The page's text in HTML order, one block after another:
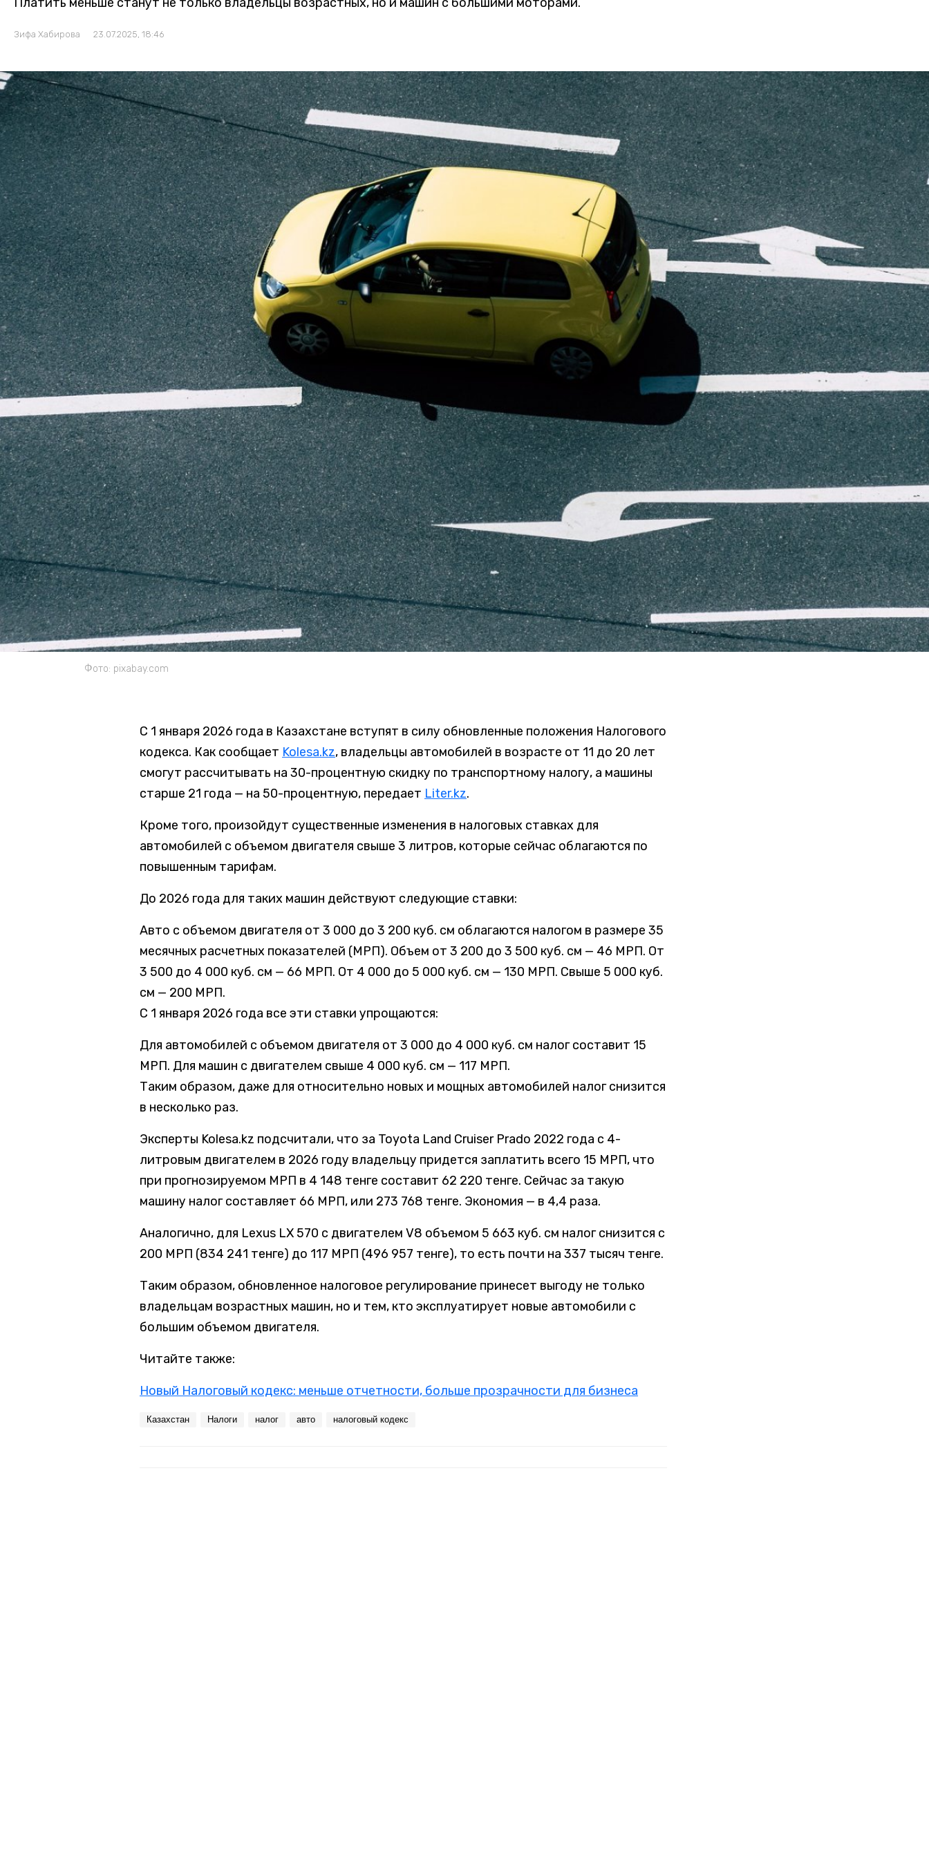
Зифа Хабирова 23.07.2025, 18:46
Фото: pixabay.com
С 1 января 2026 года в Казахстане вступят в силу обновленные положения Налогового
кодекса. Как сообщает Kolesa.kz, владельцы автомобилей в возрасте от 11 до 20 лет
смогут рассчитывать на 30-процентную скидку по транспортному налогу, а машины
старше 21 года — на 50-процентную, передает Liter.kz.
Кроме того, произойдут существенные изменения в налоговых ставках для
автомобилей с объемом двигателя свыше 3 литров, которые сейчас облагаются по
повышенным тарифам.
До 2026 года для таких машин действуют следующие ставки:
Авто с объемом двигателя от 3 000 до 3 200 куб. см облагаются налогом в размере 35
месячных расчетных показателей (МРП). Объем от 3 200 до 3 500 куб. см — 46 МРП. От
3 500 до 4 000 куб. см — 66 МРП. От 4 000 до 5 000 куб. см — 130 МРП. Свыше 5 000 куб.
см — 200 МРП.
С 1 января 2026 года все эти ставки упрощаются:
Для автомобилей с объемом двигателя от 3 000 до 4 000 куб. см налог составит 15
МРП. Для машин с двигателем свыше 4 000 куб. см — 117 МРП.
Таким образом, даже для относительно новых и мощных автомобилей налог снизится
в несколько раз.
Эксперты Kolesa.kz подсчитали, что за Toyota Land Cruiser Prado 2022 года с 4-
литровым двигателем в 2026 году владельцу придется заплатить всего 15 МРП, что
при прогнозируемом МРП в 4 148 тенге составит 62 220 тенге. Сейчас за такую
машину налог составляет 66 МРП, или 273 768 тенге. Экономия — в 4,4 раза.
Аналогично, для Lexus LX 570 с двигателем V8 объемом 5 663 куб. см налог снизится с
200 МРП (834 241 тенге) до 117 МРП (496 957 тенге), то есть почти на 337 тысяч тенге.
Таким образом, обновленное налоговое регулирование принесет выгоду не только
владельцам возрастных машин, но и тем, кто эксплуатирует новые автомобили с
большим объемом двигателя.
Читайте также:
Новый Налоговый кодекс: меньше отчетности, больше прозрачности для бизнеса
Казахстан Налоги налог авто налоговый кодекс